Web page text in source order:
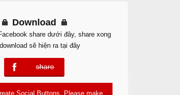
Free Download
Download
share dưới đây, share xong
sẽ hiện ra tại đây
share
error
Social Buttons. Please make